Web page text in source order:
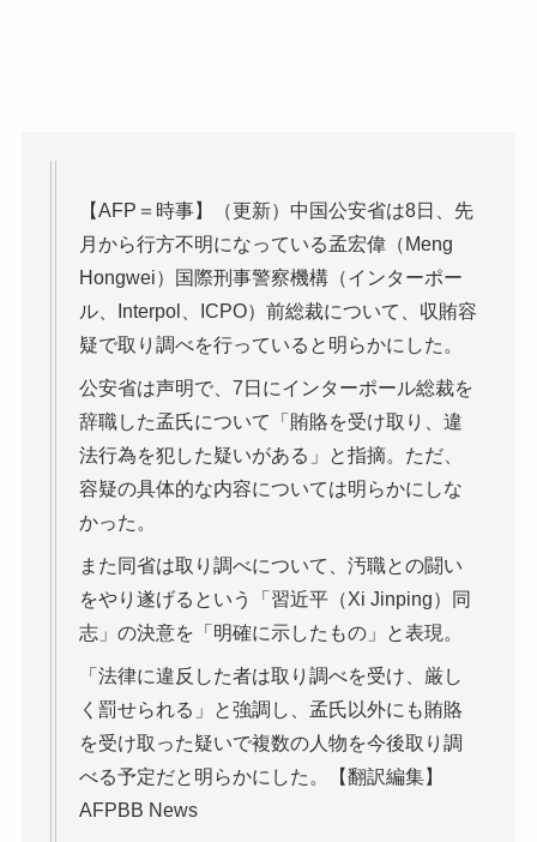
【AFP＝時事】（更新）中国公安省は8日、先
月から行方不明になっている孟宏偉（Meng
Hongwei）国際刑事警察機構（インターポー
ル、Interpol、ICPO）前総裁について、収賄容
疑で取り調べを行っていると明らかにした。
公安省は声明で、7日にインターポール総裁を
辞職した孟氏について「賄賂を受け取り、違
法行為を犯した疑いがある」と指摘。ただ、
容疑の具体的な内容については明らかにしな
かった。
また同省は取り調べについて、汚職との闘い
をやり遂げるという「習近平（Xi Jinping）同
志」の決意を「明確に示したもの」と表現。
「法律に違反した者は取り調べを受け、厳し
く罰せられる」と強調し、孟氏以外にも賄賂
を受け取った疑いで複数の人物を今後取り調
べる予定だと明らかにした。【翻訳編集】
AFPBB News